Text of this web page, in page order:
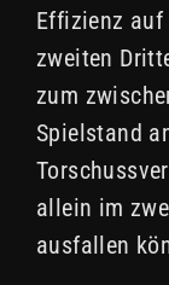
Effizienz auf
zweiten
zum
Spielstand
allein im
ausfallen